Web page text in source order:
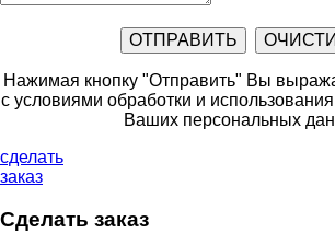
Нажимая кнопку "Отправить" Вы
с условиями обработки и использования
Ваших персональных
сделать
заказ
Сделать заказ